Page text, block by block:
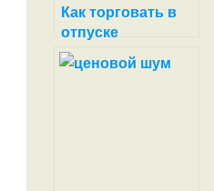
Как торговать в
отпуске